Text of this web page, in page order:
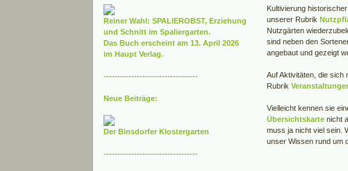
Reiner Wahl: SPALIEROBST, Erziehung
und Schnitt im Spaliergarten.
Das Buch erscheint am 13. April 2026
im Haupt Verlag.
----------------------------------
Neue Beiträge:
Der Binsdorfer Klostergarten
----------------------------------
Kultivierung
unserer Rubrik
Nutzgärten
sind neben den
angebaut und gezeigt
Auf Aktivitäten, die sich
Rubrik
Vielleicht kennen sie
Übersichtskarte nicht
muss ja nicht viel sein.
unser Wissen rund um